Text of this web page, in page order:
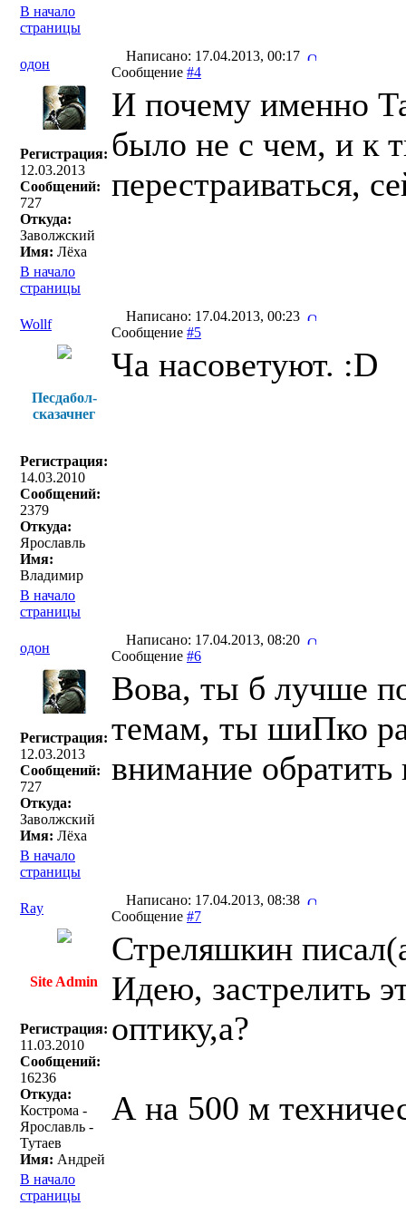
В начало
страницы
одон
Написано: 17.04.2013, 00:17
Сообщение #4
Регистрация:
12.03.2013
Сообщений:
727
Откуда:
Заволжский
Имя: Лёха
И почему именно
было не с чем, и к
перестраиваться,
В начало
страницы
Wollf
Написано: 17.04.2013, 00:23
Сообщение #5
Песдабол-
сказачнег
Регистрация:
14.03.2010
Сообщений:
2379
Откуда:
Ярославль
Имя:
Владимир
Ча насоветуют. :D
В начало
страницы
одон
Написано: 17.04.2013, 08:20
Сообщение #6
Регистрация:
12.03.2013
Сообщений:
727
Откуда:
Заволжский
Имя: Лёха
Вова, ты б лучше
темам, ты шиПко
внимание обратить
В начало
страницы
Ray
Написано: 17.04.2013, 08:38
Сообщение #7
Site Admin
Регистрация:
11.03.2010
Сообщений:
16236
Откуда:
Кострома -
Ярославль -
Тутаев
Имя: Андрей
Стреляшкин
Идею, застрелить
оптику,а?
А на 500 м
В начало
страницы